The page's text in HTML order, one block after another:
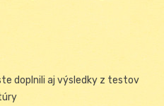
doplnili aj výsledky z testov